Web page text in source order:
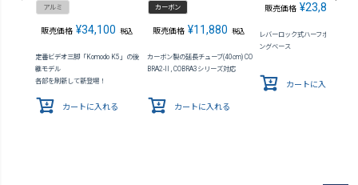
アルミ
販売価格 ¥34,100 税込
定番ビデオ三脚「Komodo K5」の後
継モデル
各部を刷新して新登場！
カートに入れる
カーボン
販売価格 ¥11,880 税込
カーボン製の延長チューブ(40cm) CO
BRA2-II , COBRA3シリーズ対応
カートに入れる
販売価格 ¥23,870
レバーロック式ハーフボールレベ
ングベース
カートに入れる